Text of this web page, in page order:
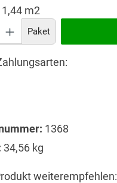
1,44m2
Paket
1368
34,56 kg
weiterempfehlen: